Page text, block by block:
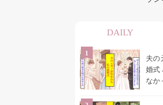
DAILY
夫の
婚式
なか